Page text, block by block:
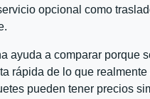
opcional como
ayuda a comparar porque
rápida de lo que realmente
pueden tener precios